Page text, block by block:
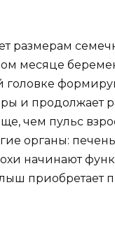
размерам
месяце
головке
и продолжает
чем пульс
органы:
начинают
приобретает